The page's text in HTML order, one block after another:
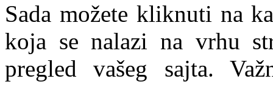
Sada možete kliknuti na
koja se nalazi na vrhu
pregled vašeg sajta.